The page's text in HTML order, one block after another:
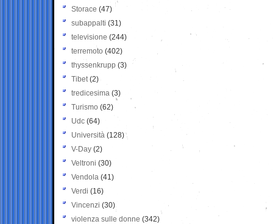
Storace (47)
subappalti (31)
televisione(244)
terremoto (402)
thyssenkrupp (3)
Tibet(2)
tredicesima (3)
Turismo (62)
Udc (64)
Università (128)
V-Day (2)
Veltroni (30)
Vendola (41)
Verdi (16)
Vincenzi (30)
violenza sulle donne (342)